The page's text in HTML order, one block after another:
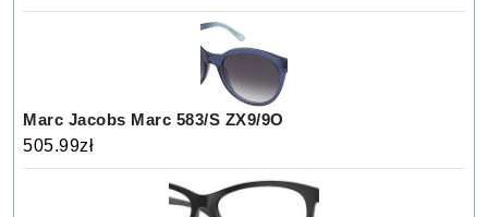
Marc Jacobs Marc 583/S ZX9/9O
505.99zł